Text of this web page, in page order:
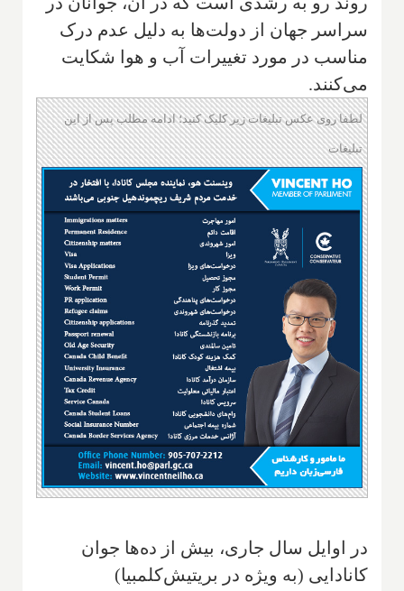
سراسر جهان از دولت‌ها به دلیل عدم درک
مناسب در مورد تغییرات آب و هوا شکایت
می‌کنند.
لطفا روی عکس تبلیغات زیر کلیک کنید؛ ادامه مطلب پس از این
تبلیغات
در اوایل سال جاری‌، بیش از ده‌ها جوان
کانادایی (به ویژه در بریتیش‌کلمبیا)